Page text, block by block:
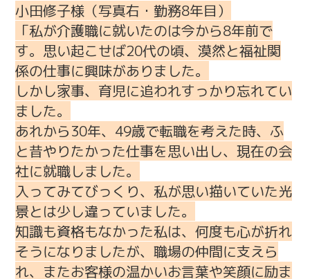
小田修子様（写真右・勤務8年目）
「私が介護職に就いたのは今から8年前で
す。思い起こせば20代の頃、漠然と福祉関
係の仕事に興味がありました。
しかし家事、育児に追われすっかり忘れてい
ました。
あれから30年、49歳で転職を考えた時、ふ
と昔やりたかった仕事を思い出し、現在の会
社に就職しました。
入ってみてびっくり、私が思い描いていた光
景とは少し違っていました。
知識も資格もなかった私は、何度も心が折れ
そうになりましたが、職場の仲間に支えら
れ、またお客様の温かいお言葉や笑顔に励ま